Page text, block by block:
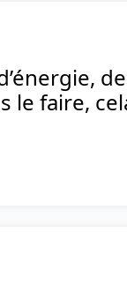
faire,